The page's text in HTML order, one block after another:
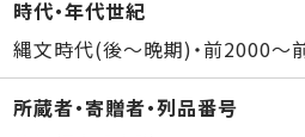
時代・年代世紀
縄文時代(後～晩期)・前2000～
所蔵者・寄贈者・列品番号